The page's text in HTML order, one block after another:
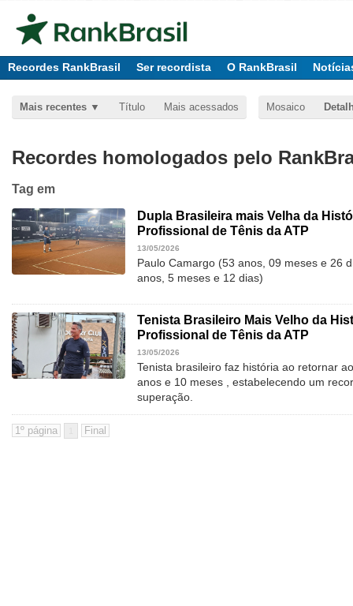
Recordes RankBrasil Ser recordista O RankBrasil
Mais recentes Título Mais acessados Mosaico
Recordes homologados pelo
Tag em
Dupla Brasileira mais Velha da
Profissional de Tênis da ATP
13/05/2026
Paulo Camargo (53 anos, 09 meses e 26
anos, 5 meses e 12 dias)
Tenista Brasileiro Mais Velho da
Profissional de Tênis da ATP
13/05/2026
Tenista brasileiro faz história ao retornar
anos e 10 meses , estabelecendo um
superação.